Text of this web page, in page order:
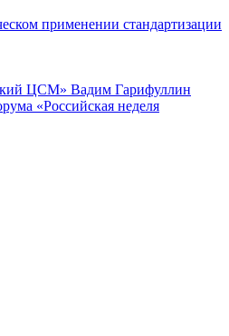
применении стандартизации
ЦСМ» Вадим Гарифуллин
«Российская неделя